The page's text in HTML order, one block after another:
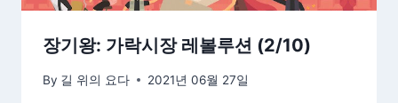
장기왕: 가락시장 레볼루션 (2/10)
By 길 위의 요다 2021년 06월 27일